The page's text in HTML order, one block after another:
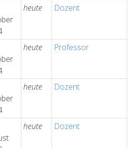
heute Dozent
heute Professor
heute Dozent
heute Dozent